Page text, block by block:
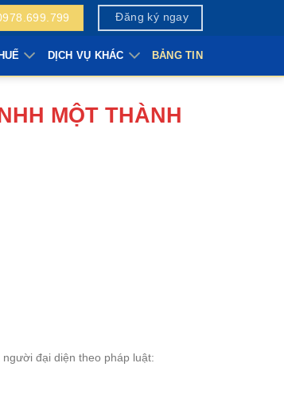
Đăng ký ngay
DỊCH VỤ KHÁC BẢNG TIN
MỘT THÀNH
đại diện theo pháp luật: